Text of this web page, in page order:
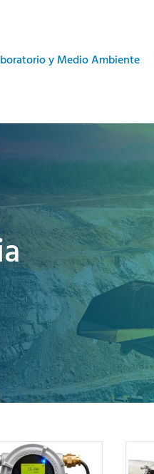
y Medio Ambiente